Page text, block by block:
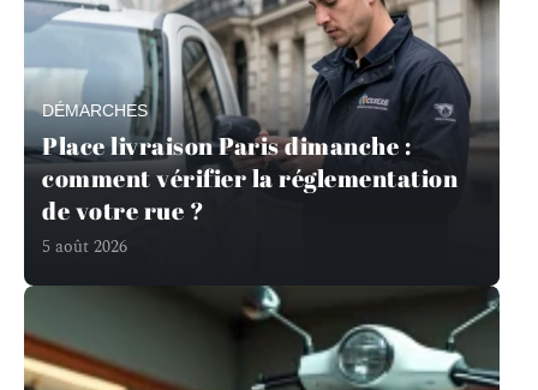
DÉMARCHES
Place livraison Paris dimanche :
comment vérifier la réglementation
de votre rue ?
5 août 2026